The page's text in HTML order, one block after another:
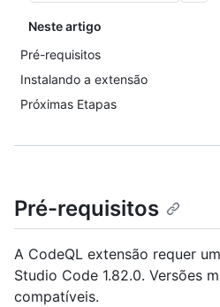
Neste artigo
Pré-requisitos
Instalando a extensão
Próximas Etapas
Pré-requisitos
A CodeQL extensão requer
Studio Code 1.82.0. Versões
compatíveis.